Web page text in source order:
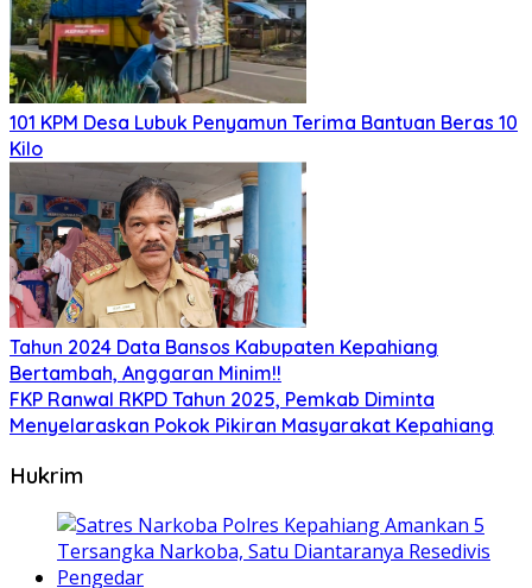
101 KPM Desa Lubuk Penyamun Terima Bantuan Beras 10
Kilo
Tahun 2024 Data Bansos Kabupaten Kepahiang
Bertambah, Anggaran Minim!!
FKP Ranwal RKPD Tahun 2025, Pemkab Diminta
Menyelaraskan Pokok Pikiran Masyarakat Kepahiang
Hukrim